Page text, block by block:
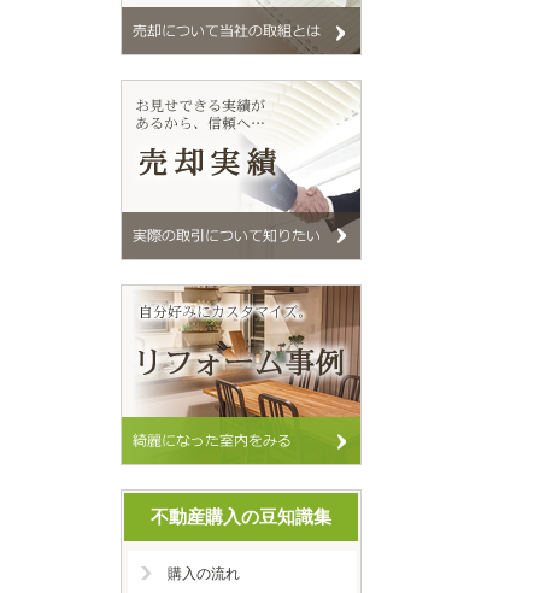
不動産購入の豆知識集
購入の流れ